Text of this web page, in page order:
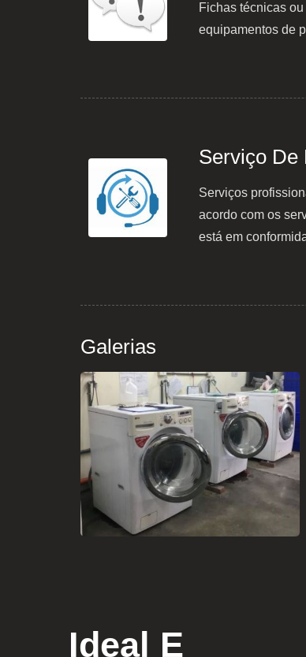
Fichas técnicas
equipamentos de
Serviço De
Serviços
acordo com os
está em
Galerias
Ideal E